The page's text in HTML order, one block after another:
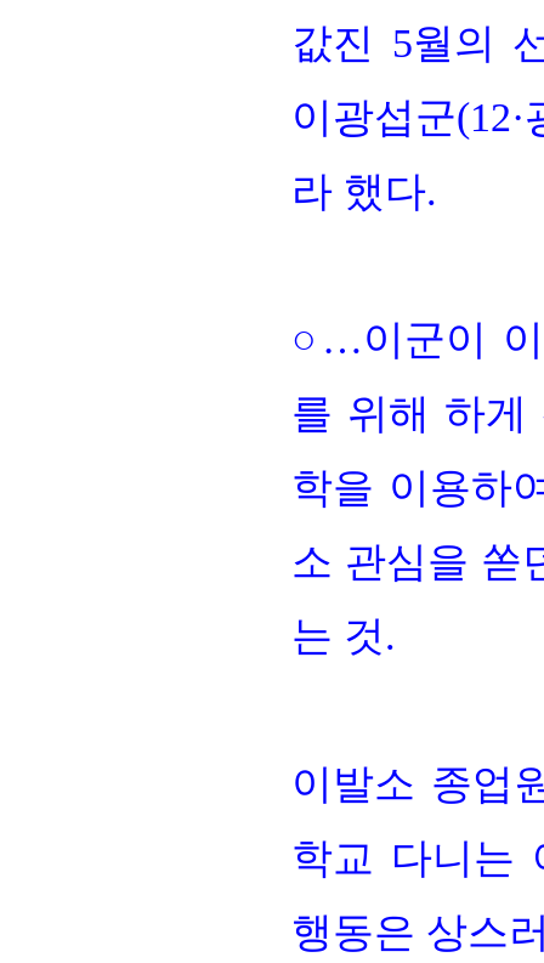
값진 5월의
이광섭군(12·
라 했다.
○…이군이
를 위해 하게
학을 이용하
소 관심을 쏟
는 것.
이발소 종업
학교 다니는
행동은 상스